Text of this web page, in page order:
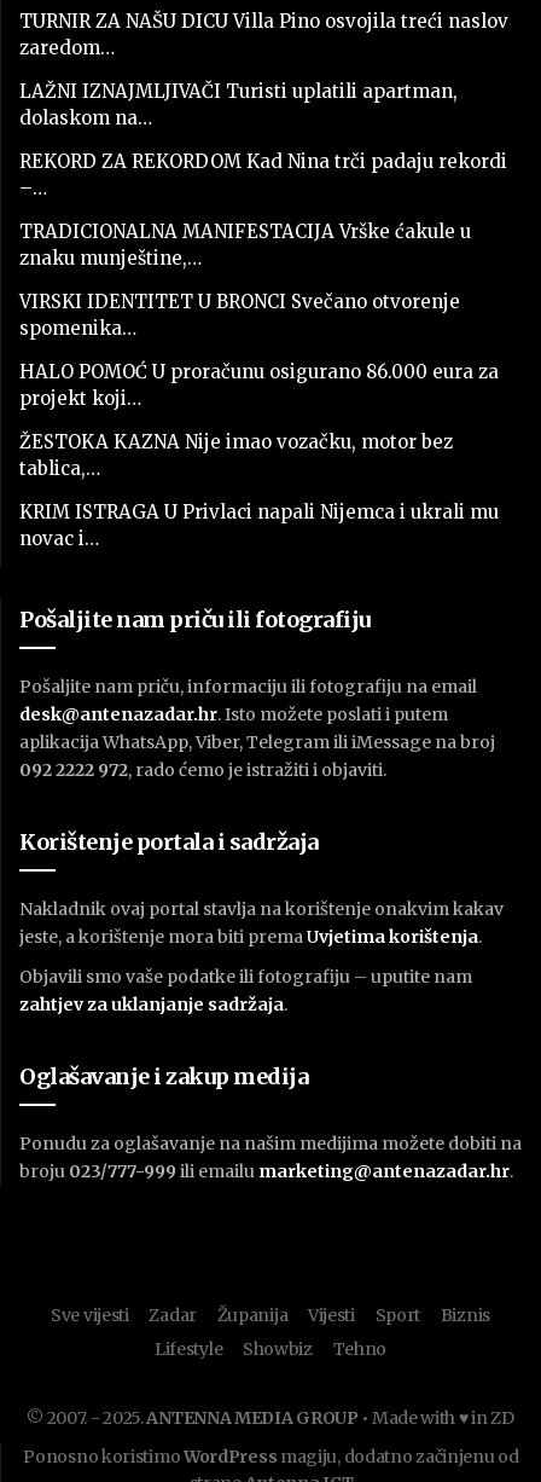
TURNIR ZA NAŠU DICU Villa Pino osvojila treći naslov
zaredom…
LAŽNI IZNAJMLJIVAČI Turisti uplatili apartman,
dolaskom na…
REKORD ZA REKORDOM Kad Nina trči padaju rekordi
–…
TRADICIONALNA MANIFESTACIJA Vrške ćakule u
znaku munještine,…
VIRSKI IDENTITET U BRONCI Svečano otvorenje
spomenika…
HALO POMOĆ U proračunu osigurano 86.000 eura za
projekt koji…
ŽESTOKA KAZNA Nije imao vozačku, motor bez
tablica,…
KRIM ISTRAGA U Privlaci napali Nijemca i ukrali mu
novac i…
Pošaljite nam priču ili fotografiju
Pošaljite nam priču, informaciju ili fotografiju na email
desk@antenazadar.hr. Isto možete poslati i putem
aplikacija WhatsApp, Viber, Telegram ili iMessage na broj
092 2222 972, rado ćemo je istražiti i objaviti.
Korištenje portala i sadržaja
Nakladnik ovaj portal stavlja na korištenje onakvim kakav
jeste, a korištenje mora biti premaUvjetima korištenja.
Objavili smo vaše podatke ili fotografiju – uputite nam
zahtjev za uklanjanje sadržaja.
Oglašavanje i zakup medija
Ponudu za oglašavanje na našim medijima možete dobiti na
broju 023/777-999 ili emailu marketing@antenazadar.hr.
Sve vijesti Zadar Županija Vijesti Sport
Biznis
Lifestyle
Showbiz Tehno
© 2007. - 2025.ANTENNA MEDIA GROUP • Made with ♥ in ZD
Ponosno koristimoWordPress magiju, dodatno začinjenu od